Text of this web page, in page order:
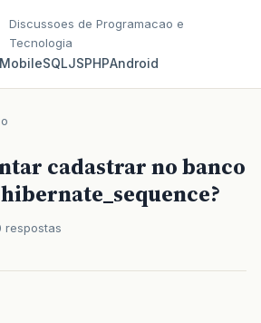
Discussoes de Programacao e
Tecnologia
MobileSQLJSPHPAndroid
cadastrar no banco
respostas